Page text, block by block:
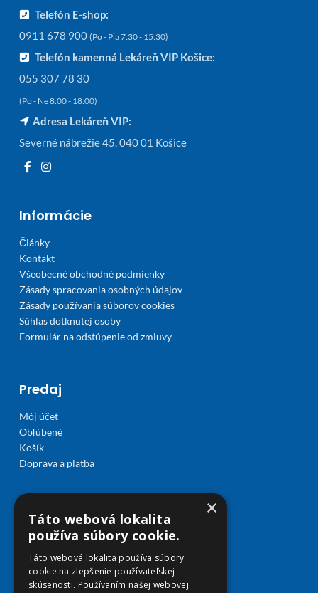
Telefón E-shop:
0911 678 900 (Po - Pia 7:30 - 15:30)
Telefón kamenná Lekáreň VIP Košice:
055 307 78 30
(Po - Ne 8:00 - 18:00)
Adresa Lekáreň VIP:
Severné nábrežie 45, 040 01 Košice
Informácie
Články
Kontakt
Všeobecné obchodné podmienky
Zásady spracovania osobných údajov
Zásady používania súborov cookies
Súhlas dotknutej osoby
Formulár na odstúpenie od zmluvy
Predaj
Môj účet
Obľúbené
Košík
Doprava a platba
×
Táto webová lokalita
používa súbory cookie.
Táto webová lokalita používa súbory
cookie na zlepšenie používateľskej
skúsenosti. Používaním našej webovej